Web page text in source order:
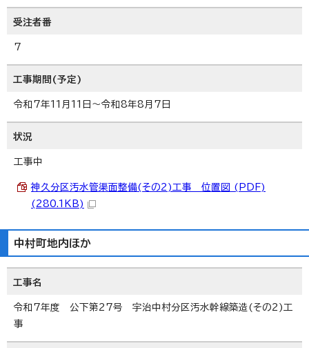
受注者番
7
工事期間(予定)
令和7年11月11日～令和8年8月7日
状況
工事中
神久分区汚水管渠面整備(その2)工事 位置図 (PDF)
(280.1KB)
中村町地内ほか
工事名
令和7年度 公下第27号 宇治中村分区汚水幹線築造(その2)工
事